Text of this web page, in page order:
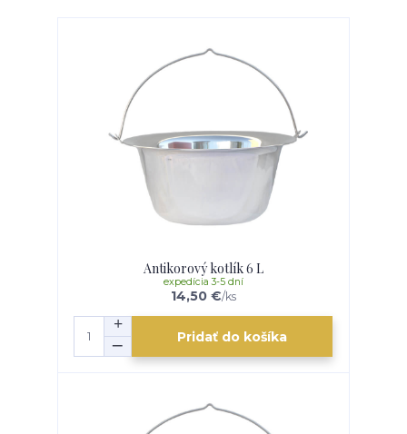
Antikorový kotlík 6 L
14,50 €/ks
expedícia 3-5 dní
Pridať do košíka